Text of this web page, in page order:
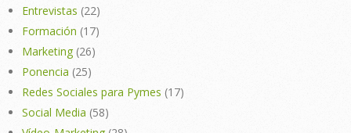
Entrevistas (22)
Formación (17)
Marketing (26)
Ponencia (25)
Redes Sociales para Pymes (17)
Social Media (58)